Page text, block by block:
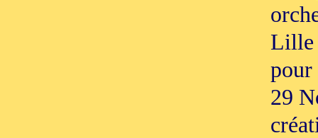
Lille
pour
29